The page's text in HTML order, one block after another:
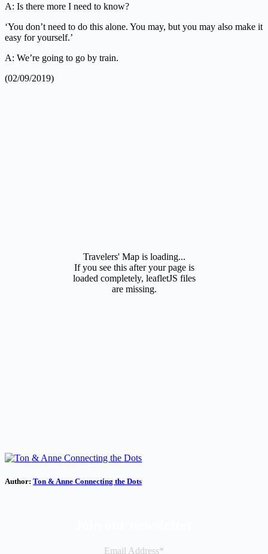
A: Is there more I need to know?
‘You don’t need to do this alone. You may, but you may also make it
easy for yourself.’
A: We’re going to go by train.
(02/09/2019)
Travelers' Map is loading...
If you see this after your page is
loaded completely, leafletJS files
are missing.
Author: Ton & Anne Connecting the Dots
Email Address*